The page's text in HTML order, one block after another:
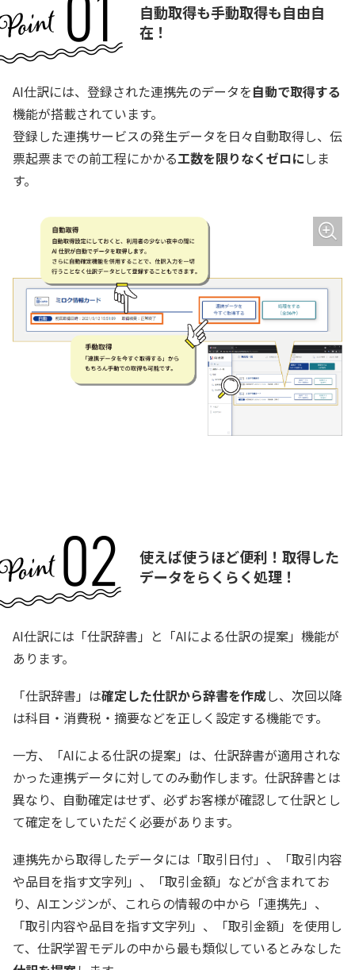
自動取得も手動取得も自由自
在！
AI仕訳には、登録された連携先のデータを自動で取得する
機能が搭載されています。
登録した連携サービスの発生データを日々自動取得し、伝
票起票までの前工程にかかる工数を限りなくゼロにしま
す。
使えば使うほど便利！取得した
データをらくらく処理！
AI仕訳には「仕訳辞書」と「AIによる仕訳の提案」機能が
あります。
「仕訳辞書」は確定した仕訳から辞書を作成し、次回以降
は科目・消費税・摘要などを正しく設定する機能です。
一方、「AIによる仕訳の提案」は、仕訳辞書が適用されな
かった連携データに対してのみ動作します。仕訳辞書とは
異なり、自動確定はせず、必ずお客様が確認して仕訳とし
て確定をしていただく必要があります。
連携先から取得したデータには「取引日付」、「取引内容
や品目を指す文字列」、「取引金額」などが含まれてお
り、AIエンジンが、これらの情報の中から「連携先」、
「取引内容や品目を指す文字列」、「取引金額」を使用し
て、仕訳学習モデルの中から最も類似しているとみなした